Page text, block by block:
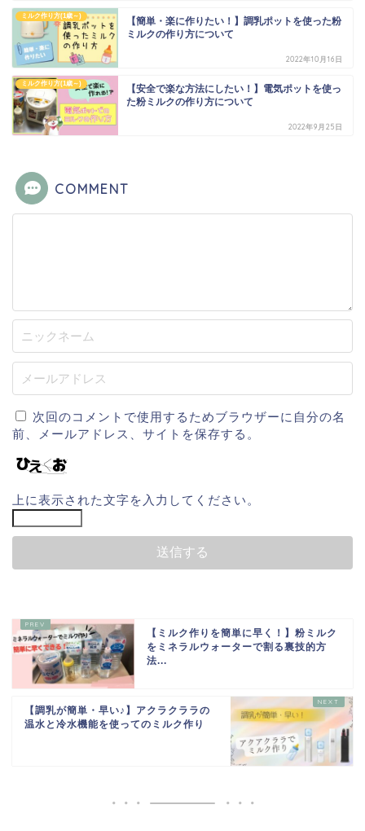
ミルク作り方(1歳～)
【簡単・楽に作りたい！】調乳ポットを使った粉
ミルクの作り方について
2022年10月16日
ミルク作り方(1歳～)
【安全で楽な方法にしたい！】電気ポットを使っ
た粉ミルクの作り方について
2022年9月25日
COMMENT
次回のコメントで使用するためブラウザーに自分の名
前、メールアドレス、サイトを保存する。
上に表示された文字を入力してください。
【ミルク作りを簡単に早く！】粉ミルク
をミネラルウォーターで割る裏技的方
法...
【調乳が簡単・早い♪】アクラクララの
温水と冷水機能を使ってのミルク作り